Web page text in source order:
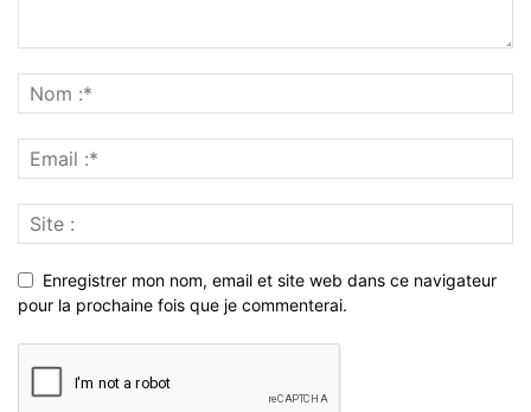
Enregistrer mon nom, email et site web dans ce navigateur
pour la prochaine fois que je commenterai.